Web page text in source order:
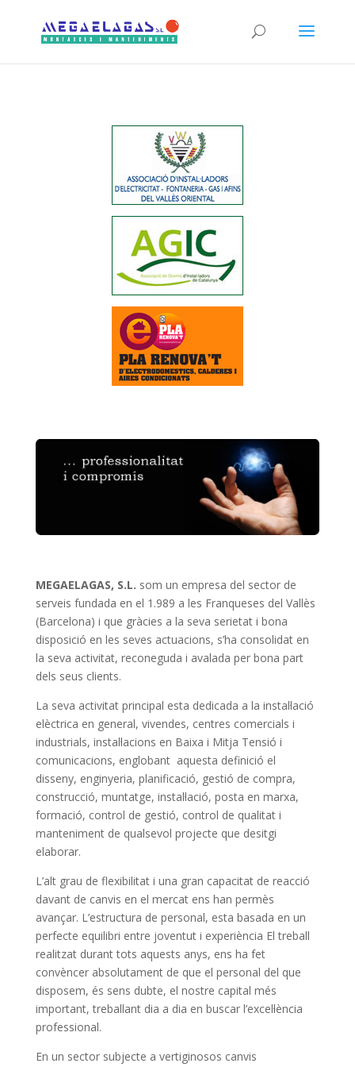
MEGAELAGAS, S.L. som un empresa del sector de
serveis fundada en el 1.989 a les Franqueses del Vallès
(Barcelona) i que gràcies a la seva serietat i bona
disposició en les seves actuacions, s’ha consolidat en
la seva activitat, reconeguda i avalada per bona part
dels seus clients.
La seva activitat principal esta dedicada a la instal·lació
elèctrica en general, vivendes, centres comercials i
industrials, instal·lacions en Baixa i Mitja Tensió i
comunicacions, englobant aquesta definició el
disseny, enginyeria, planificació, gestió de compra,
construcció, muntatge, instal·lació, posta en marxa,
formació, control de gestió, control de qualitat i
manteniment de qualsevol projecte que desitgi
elaborar.
L’alt grau de flexibilitat i una gran capacitat de reacció
davant de canvis en el mercat ens han permès
avançar. L’estructura de personal, esta basada en un
perfecte equilibri entre joventut i experiència El treball
realitzat durant tots aquests anys, ens ha fet
convèncer absolutament de que el personal del que
disposem, és sens dubte, el nostre capital més
important, treballant dia a dia en buscar l’excel·lència
professional.
En un sector subjecte a vertiginosos canvis